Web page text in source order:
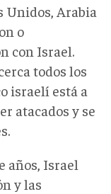
Unidos, Arabia
o
con Israel.
todos los
israelí está a
atacados y se
años, Israel
y las